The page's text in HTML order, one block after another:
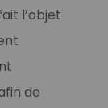
l’objet
de